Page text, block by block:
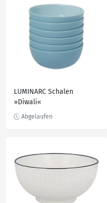
LUMINARC Schalen
»Diwali«